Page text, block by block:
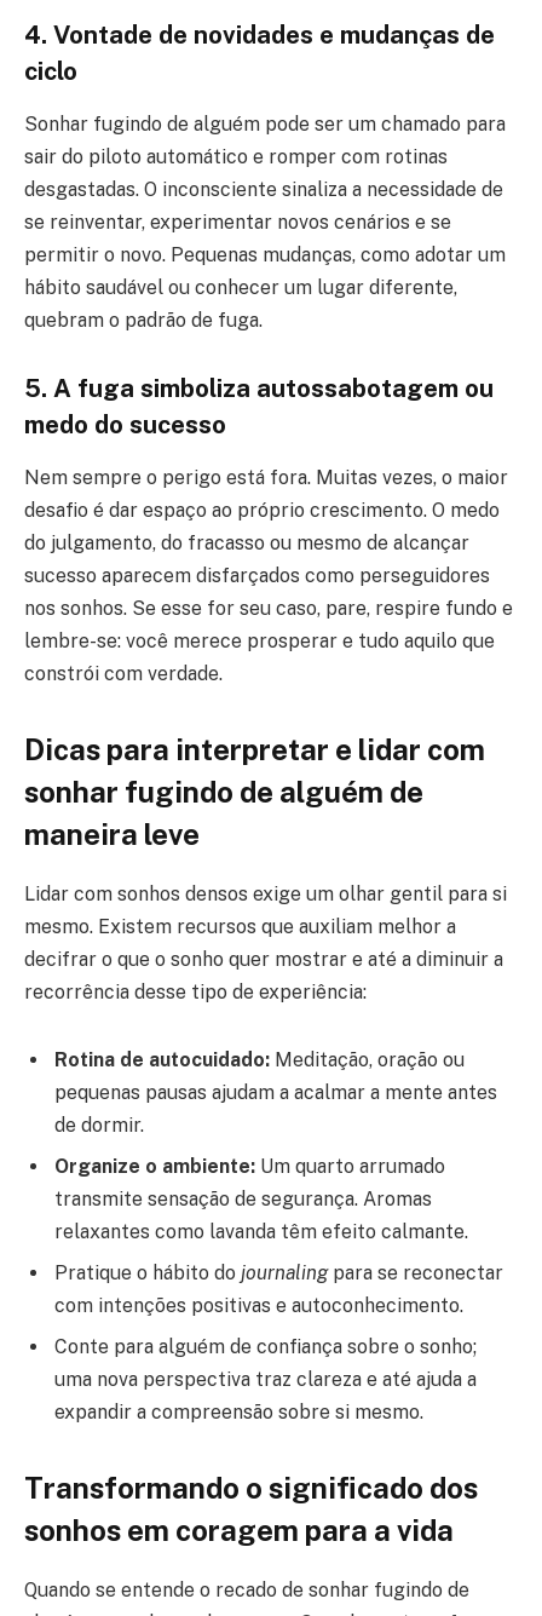
4. Vontade de novidades e mudanças de
ciclo
Sonhar fugindo de alguém pode ser um chamado para
sair do piloto automático e romper com rotinas
desgastadas. O inconsciente sinaliza a necessidade de
se reinventar, experimentar novos cenários e se
permitir o novo. Pequenas mudanças, como adotar um
hábito saudável ou conhecer um lugar diferente,
quebram o padrão de fuga.
5. A fuga simboliza autossabotagem ou
medo do sucesso
Nem sempre o perigo está fora. Muitas vezes, o maior
desafio é dar espaço ao próprio crescimento. O medo
do julgamento, do fracasso ou mesmo de alcançar
sucesso aparecem disfarçados como perseguidores
nos sonhos. Se esse for seu caso, pare, respire fundo e
lembre-se: você merece prosperar e tudo aquilo que
constrói com verdade.
Dicas para interpretar e lidar com
sonhar fugindo de alguém de
maneira leve
Lidar com sonhos densos exige um olhar gentil para si
mesmo. Existem recursos que auxiliam melhor a
decifrar o que o sonho quer mostrar e até a diminuir a
recorrência desse tipo de experiência:
Rotina de autocuidado: Meditação, oração ou
pequenas pausas ajudam a acalmar a mente antes
de dormir.
Organize o ambiente: Um quarto arrumado
transmite sensação de segurança. Aromas
relaxantes como lavanda têm efeito calmante.
Pratique o hábito do journalingpara se reconectar
com intenções positivas e autoconhecimento.
Conte para alguém de confiança sobre o sonho;
uma nova perspectiva traz clareza e até ajuda a
expandir a compreensão sobre si mesmo.
Transformando o significado dos
sonhos em coragem para a vida
Quando se entende o recado de sonhar fugindo de